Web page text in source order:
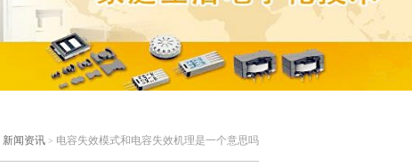
新闻资讯 > 电容失效模式和电容失效机理是一个意思吗